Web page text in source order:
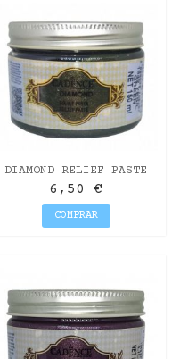
DIAMOND RELIEF PASTE
GREEN 150ML
6,50 €
COMPRAR